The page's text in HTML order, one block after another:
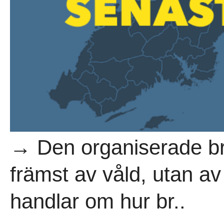
→ Den organiserade
främst av våld, utan
handlar om hur br..